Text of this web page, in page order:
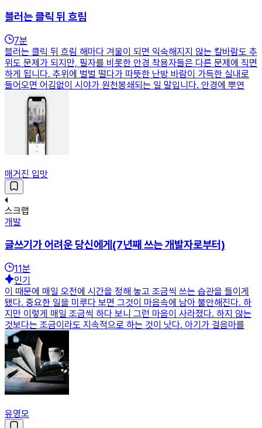
블러는 클릭 뒤 흐림
7분
블러는 클릭 뒤 흐림 해마다 겨울이 되면 익숙해지지 않는 칼바람도 추
위도 문제가 되지만, 필자를 비롯한 안경 착용자들은 다른 문제에 직면
하게 됩니다. 추위에 벌벌 떨다가 따뜻한 난방 바람이 가득한 실내로
들어오면 어김없이 시야가 원천봉쇄되는 일 말입니다. 안경에 뿌연
매거진 입맛
스크랩
개발
글쓰기가 어려운 당신에게(7년째 쓰는 개발자로부터)
11분
인기
이 때문에 매일 오전에 시간을 정해 놓고 조금씩 쓰는 습관을 들이게
됐다. 중요한 일을 미루다 보면 그것이 마음속에 남아 불안해진다. 하
지만 이렇게 매일 조금씩 하다 보니 그런 마음이 사라졌다. 하지 않는
것보다는 조금이라도 지속적으로 하는 것이 낫다. 아기가 걸음마를
유영모